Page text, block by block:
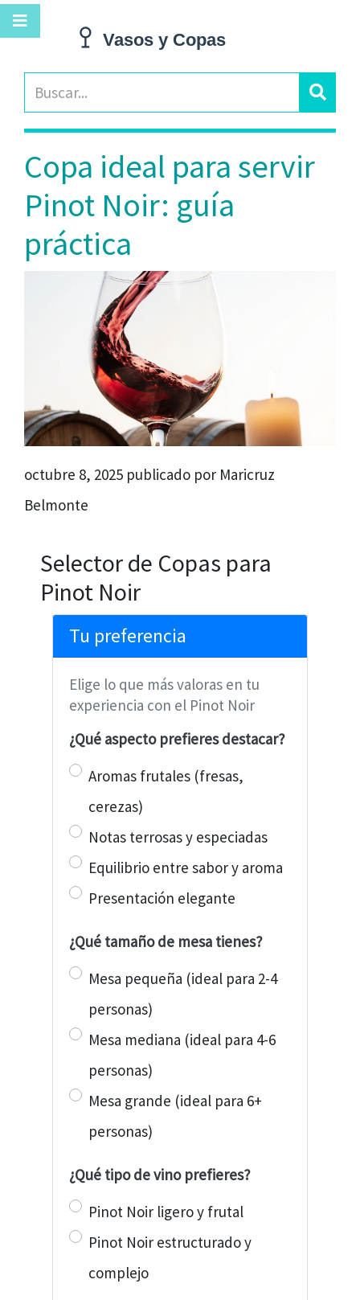
Copa ideal para servir
Pinot Noir: guía
práctica
octubre 8, 2025 publicado por Maricruz
Belmonte
Selector de Copas para
Pinot Noir
Tu preferencia
Elige lo que más valoras en tu
experiencia con el Pinot Noir
¿Qué aspecto prefieres destacar?
Aromas frutales (fresas,
cerezas)
Notas terrosas y especiadas
Equilibrio entre sabor y aroma
Presentación elegante
¿Qué tamaño de mesa tienes?
Mesa pequeña (ideal para 2-4
personas)
Mesa mediana (ideal para 4-6
personas)
Mesa grande (ideal para 6+
personas)
¿Qué tipo de vino prefieres?
Pinot Noir ligero y frutal
Pinot Noir estructurado y
complejo